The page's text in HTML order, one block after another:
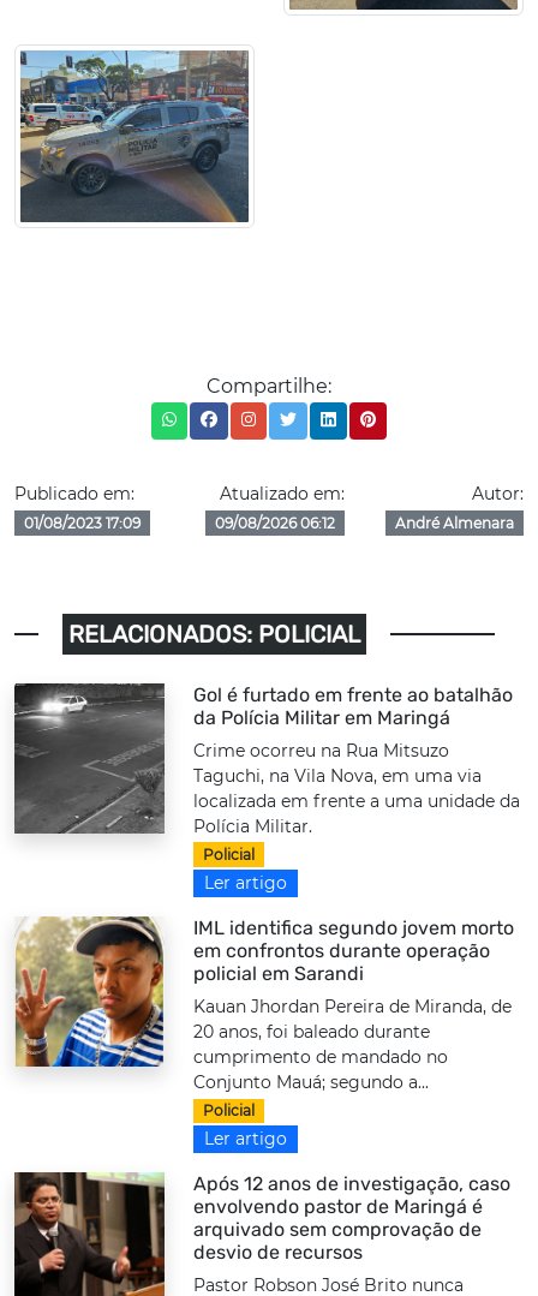
Compartilhe:
Publicado em:
01/08/2023 17:09
Atualizado em:
09/08/2026 06:12
Autor:
André Almenara
RELACIONADOS: POLICIAL
Gol é furtado em frente ao batalhão
da Polícia Militar em Maringá
Crime ocorreu na Rua Mitsuzo
Taguchi, na Vila Nova, em uma via
localizada em frente a uma unidade da
Polícia Militar.
Policial
Ler artigo
IML identifica segundo jovem morto
em confrontos durante operação
policial em Sarandi
Kauan Jhordan Pereira de Miranda, de
20 anos, foi baleado durante
cumprimento de mandado no
Conjunto Mauá; segundo a...
Policial
Ler artigo
Após 12 anos de investigação, caso
envolvendo pastor de Maringá é
arquivado sem comprovação de
desvio de recursos
Pastor Robson José Brito nunca